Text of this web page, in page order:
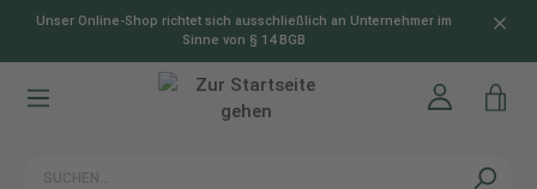
springen
Unser Online-Shop richtet sich ausschließlich an Unternehmer im
Sinne von § 14 BGB